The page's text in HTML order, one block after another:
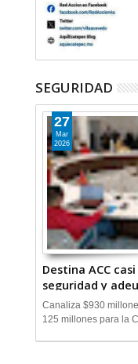
SEGURIDAD
Destina ACC
seguridad y
27
Mar
2026
Canaliza $930
125 millones para la